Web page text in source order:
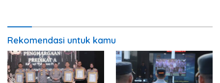
Rekomendasi untuk kamu